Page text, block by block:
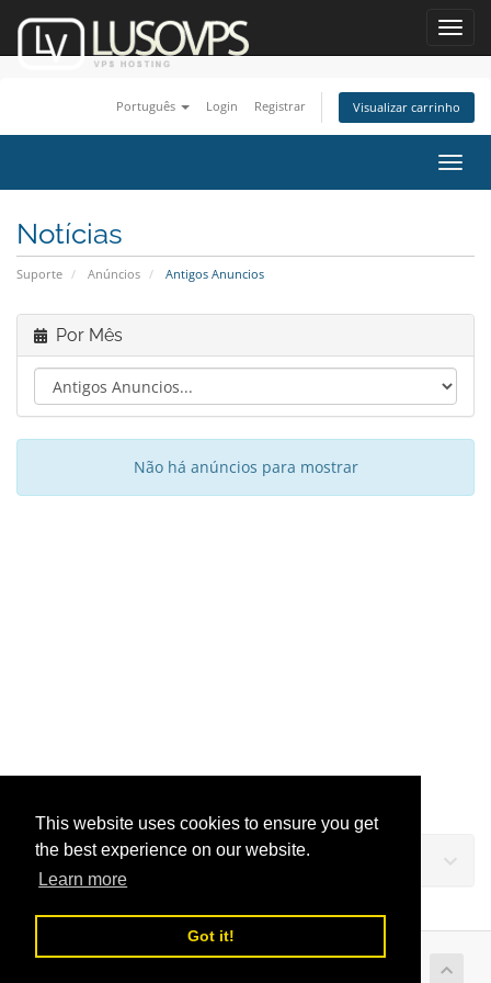
This website uses cookies to ensure you get
the best experience on our website.
Learn more
Got it!
Português Login Registrar Visualizar carrinho
Notícias
Suporte Anúncios Antigos Anuncios
Por Mês
Não há anúncios para mostrar
Suporte
Copyright © 2026 LusoVPS Ltd. Alguns Direitos Reservados.